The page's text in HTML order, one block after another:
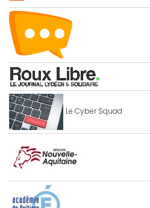
Le Cyber Squad